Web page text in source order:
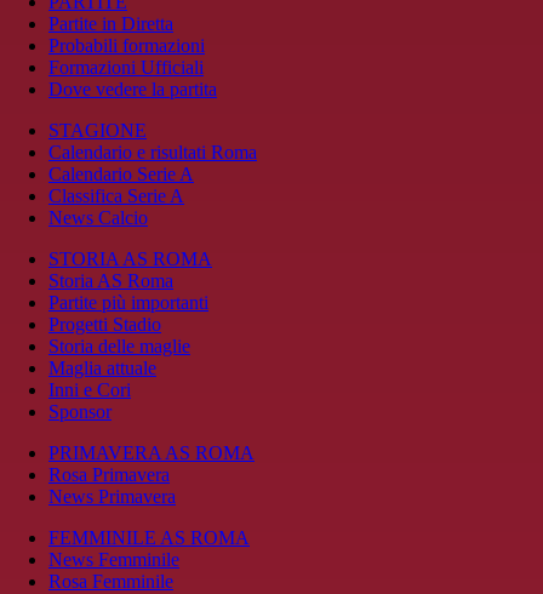
Partite in Diretta
Probabili formazioni
Formazioni Ufficiali
Dove vedere la partita
STAGIONE
Calendario e risultati Roma
Calendario Serie A
Classifica Serie A
News Calcio
STORIA AS ROMA
Storia AS Roma
Partite più importanti
Progetti Stadio
Storia delle maglie
Maglia attuale
Inni e Cori
Sponsor
PRIMAVERA AS ROMA
Rosa Primavera
News Primavera
FEMMINILE AS ROMA
News Femminile
Rosa Femminile